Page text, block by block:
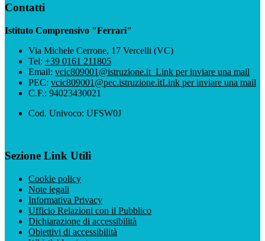
Contatti
Istituto Comprensivo "Ferrari"
Via Michele Cerrone, 17 Vercelli (VC)
Tel: +39 0161 211805
Email: vcic809001@istruzione.it Link per inviare una mail
PEC: vcic809001@pec.istruzione.itLink per inviare una mail
C.F.: 94023430021
Cod. Univoco: UFSW0J
Sezione Link Utili
Cookie policy
Note legali
Informativa Privacy
Ufficio Relazioni con il Pubblico
Dichiarazione di accessibilità
Obiettivi di accessibilità